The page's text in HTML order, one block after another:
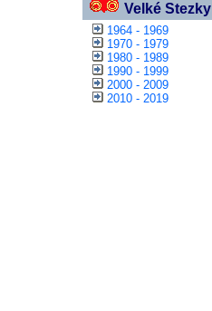
Velké Stezky
1964 - 1969
1970 - 1979
1980 - 1989
1990 - 1999
2000 - 2009
2010 - 2019